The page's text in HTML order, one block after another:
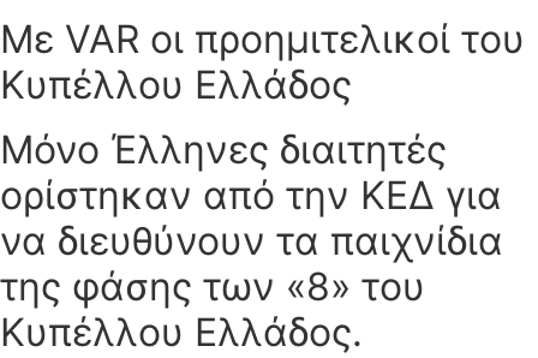
Με VAR οι προημιτελικοί του
Κυπέλλου Ελλάδος
Μόνο Έλληνες διαιτητές
ορίστηκαν από την ΚΕΔ για
να διευθύνουν τα παιχνίδια
της φάσης των «8» του
Κυπέλλου Ελλάδος.